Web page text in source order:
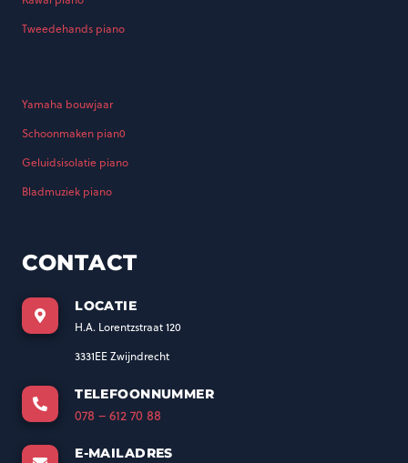
Tweedehands piano
Yamaha bouwjaar
Schoonmaken pian0
Geluidsisolatie piano
Bladmuziek piano
CONTACT
LOCATIE
H.A. Lorentzstraat 120
3331EE Zwijndrecht
TELEFOONNUMMER
078 – 612 70 88
E-MAILADRES